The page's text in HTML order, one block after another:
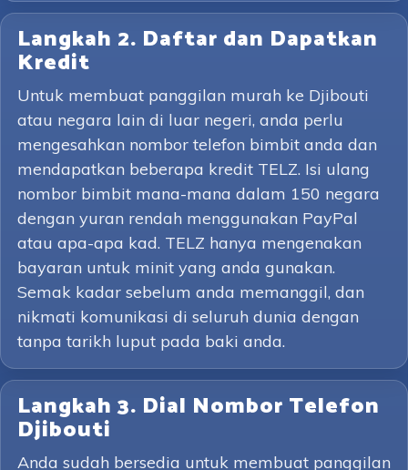
Langkah 2. Daftar dan Dapatkan
Kredit
Untuk membuat panggilan murah ke Djibouti
atau negara lain di luar negeri, anda perlu
mengesahkan nombor telefon bimbit anda dan
mendapatkan beberapa kredit TELZ. Isi ulang
nombor bimbit mana-mana dalam 150 negara
dengan yuran rendah menggunakan PayPal
atau apa-apa kad. TELZ hanya mengenakan
bayaran untuk minit yang anda gunakan.
Semak kadar sebelum anda memanggil, dan
nikmati komunikasi di seluruh dunia dengan
tanpa tarikh luput pada baki anda.
Langkah 3. Dial Nombor Telefon
Djibouti
Anda sudah bersedia untuk membuat panggilan